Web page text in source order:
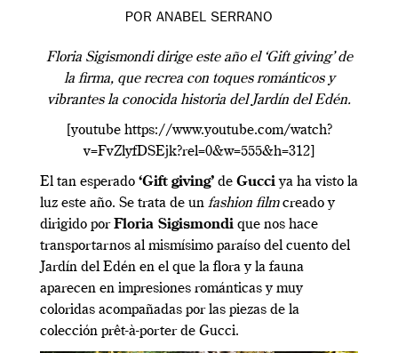
POR ANABEL SERRANO
Floria Sigismondi dirige este año el ‘Gift giving’ de
la firma, que recrea con toques románticos y
vibrantes la conocida historia del Jardín del Edén.
[youtube https://www.youtube.com/watch?
v=FvZlyfDSEjk?rel=0&w=555&h=312]
El tan esperado ‘Gift giving’ de Gucciya ha visto la
luz este año. Se trata de un fashion filmcreado y
dirigido porFloria Sigismondi que nos hace
transportarnos al mismísimo paraíso del cuento del
Jardín del Edén en el que la flora y la fauna
aparecen en impresiones románticas y muy
coloridas acompañadas por las piezas de la
colección prêt-à-porter de Gucci.